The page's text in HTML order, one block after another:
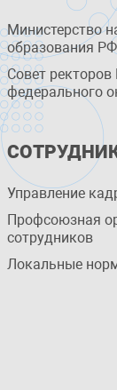
Министерство
образования РФ
Совет
федерального
Управление
Профсоюзная
сотрудников
Локальные